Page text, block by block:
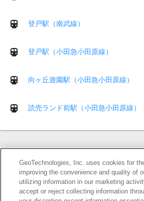
登戸駅（南武線）
登戸駅（小田急小田原線）
向ヶ丘遊園駅（小田急小田原線）
読売ランド前駅（小田急小田原線）
運営会社
GeoTechnologies, Inc. uses cookies for
improving the convenience and quality of
utilizing information in our marketing
accept or reject collecting information